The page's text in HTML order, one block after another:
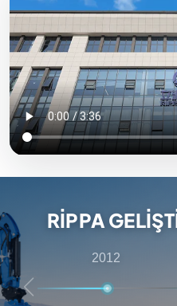
pazarlarına ihracat yapıyor
ve yüksek kaliteli ürün
ederek bir yıllık kalite
dünya çapında birden fazla
öncesi danışmanlıktan
elden hizmet sunarak
RIPPA
2012